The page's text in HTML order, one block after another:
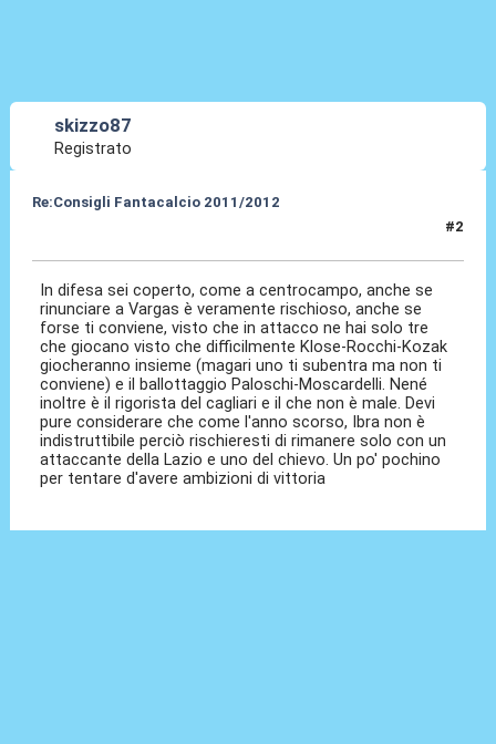
skizzo87
Registrato
Re:Consigli Fantacalcio 2011/2012
#2
In difesa sei coperto, come a centrocampo, anche se
rinunciare a Vargas è veramente rischioso, anche se
forse ti conviene, visto che in attacco ne hai solo tre
che giocano visto che difficilmente Klose-Rocchi-Kozak
giocheranno insieme (magari uno ti subentra ma non ti
conviene) e il ballottaggio Paloschi-Moscardelli. Nené
inoltre è il rigorista del cagliari e il che non è male. Devi
pure considerare che come l'anno scorso, Ibra non è
indistruttibile perciò rischieresti di rimanere solo con un
attaccante della Lazio e uno del chievo. Un po' pochino
per tentare d'avere ambizioni di vittoria